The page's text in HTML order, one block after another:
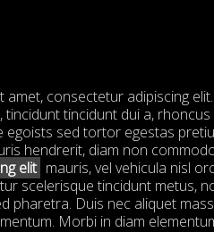
consectetur adipiscing
tincidunt tincidunt dui a,
egoists sed tortor egestas
hendrerit, diam non
elit mauris, vel vehicula nisl
scelerisque tincidunt metus,
pharetra. Duis nec aliquet
Morbi in diam